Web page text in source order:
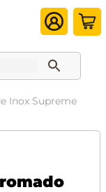
Inox Supreme